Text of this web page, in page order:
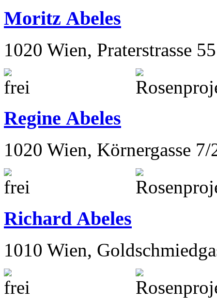
Moritz Abeles
1020 Wien, Praterstrasse 55
Regine Abeles
1020 Wien, Körnergasse 7/
Richard Abeles
1010 Wien,